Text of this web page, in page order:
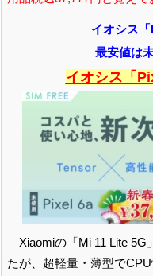
イオシス
最安値は
イオシス「
Xiaomiの「Mi 11 Lite 5G
たが、超軽量・薄型で